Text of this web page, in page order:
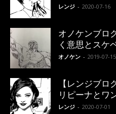
レンジ - 2020-07-16
オノケンブロ
く意思とスケ
オノケン - 2019-07-15
【レンジブロ
リピーナとワ
レンジ - 2020-07-01